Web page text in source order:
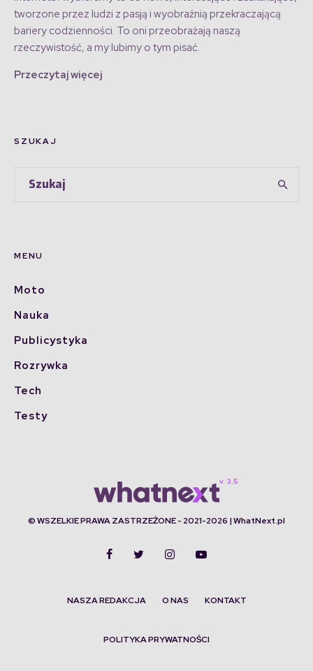
tworzone przez ludzi z pasją i wyobraźnią przekraczającą
bariery codzienności. To oni przeobrażają naszą
rzeczywistość, a my lubimy o tym pisać.
Przeczytaj więcej
SZUKAJ
MENU
Moto
Nauka
Publicystyka
Rozrywka
Tech
Testy
© WSZELKIE PRAWA ZASTRZEŻONE - 2021-2026 | WhatNext.pl
NASZA REDAKCJA O NAS KONTAKT
POLITYKA PRYWATNOŚCI